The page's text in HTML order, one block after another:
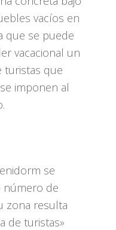
vacíos en
que se puede
vacacional un
turistas que
imponen al
se
número de
zona resulta
de turistas»